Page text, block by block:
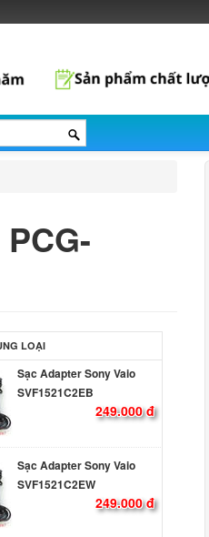
LOẠI
Sạc Adapter Sony Vaio
SVF1521C2EB
249.000 đ
Sạc Adapter Sony Vaio
SVF1521C2EW
249.000 đ